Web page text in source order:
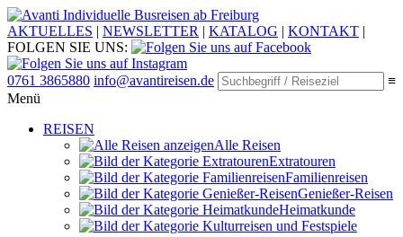
Individuelle Busreisen ab Freiburg
AKTUELLES | NEWSLETTER | KATALOG | KONTAKT |
FOLGEN SIE UNS:
0761 3865880 info@avantireisen.de
≡
Menü
REISEN
Alle Reisen
Extratouren
Familien­reisen
Genießer-Reisen
Heimatkunde